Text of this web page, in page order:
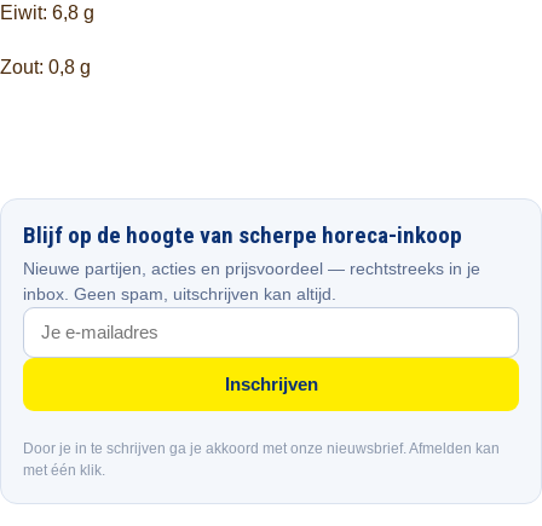
Eiwit: 6,8 g
Zout: 0,8 g
Blijf op de hoogte van scherpe horeca-inkoop
Nieuwe partijen, acties en prijsvoordeel — rechtstreeks in je
inbox. Geen spam, uitschrijven kan altijd.
Inschrijven
Door je in te schrijven ga je akkoord met onze nieuwsbrief. Afmelden kan
met één klik.